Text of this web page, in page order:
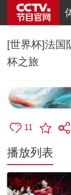
[世界杯]法国
杯之旅
11
播放列表